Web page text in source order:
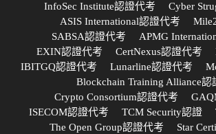
InfoSec Institute認證代考
Cyber
ASIS International認證代考
SABSA認證代考
APMG
EXIN認證代考
CertNexus認證代考
IBITGQ認證代考
Lunarline認證代考
Blockchain Training Alliance認
Crypto Consortium認證代考
ISECOM認證代考
TCM Security認證
The Open Group認證代考
Star